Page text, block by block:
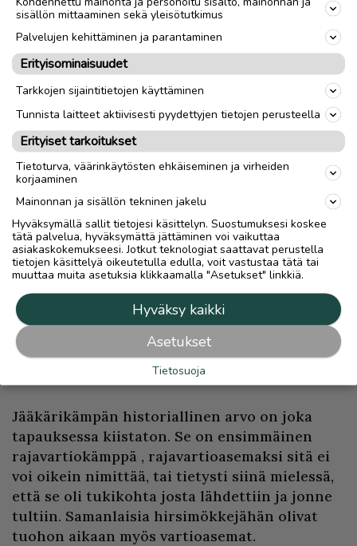
Suomujokivarren Helanderin Kotajärven
kämpän raunion päälle on rakennettu katos.
Kämppähän on rakennettu 1800-luvulla ja
siinä Elias Lönnrot ja M.A . Castrén viettivät
joulun vuoden 1841 tutkimusmatkallaan.
Kämpän raunio on museoitu sillä tavalla, että
sen päällä on katos. Kun vesi- ja lumisateet
eivät pieksä hirsikehikkoa, niin se säilyy
jälkipolvien nähtävänä vielä pitkään.
Herää kysymys, eikö jääkärikämpän yllekin
voisi rakentaa samanlaista katosta? Luulisi
tähän tehtävään löytyvän myös talkooapua.
Jos Ivalon Rajajääkärikomppanian ja
Sodankylän Jääkäriprikaatin varusmiesten
talkooapua ei enää nykyaikana voi käyttää,
niin luulisi erilaisilta upseerikilloilta löytyvän
asiaan harrastuneisuutta, intoa ja
Jääkärikämpän historiallinen arvo on joka
tapauksessa kiistaton. Se on ensimmäinen
rajavartiokämppä , rajavartioasemaksi sitä ei
voi oikein nimittää, tai tietysti siinä mielessä,
että se oli tukikohta josta lähdettiin ja jonne
tultiin. Samanlaisia hirsimökkejähän olivat
tuohon aikaan myös vartioasemat.
sisällön mittaaminen sekä yleisötutkimus
Palvelujen kehittäminen ja parantaminen
Erityisominaisuudet
Tarkkojen sijaintitietojen käyttäminen
Tunnista laitteet aktiivisesti pyydettyjen tietojen perusteella
Erityiset tarkoitukset
Tietoturva, väärinkäytösten ehkäiseminen ja virheiden
korjaaminen
Mainonnan ja sisällön tekninen jakelu
Hyväksymällä sallit tietojesi käsittelyn. Suostumuksesi koskee
tätä palvelua, hyväksymättä jättäminen voi vaikuttaa
asiakaskokemukseesi. Jotkut teknologiat saattavat perustella
tietojen käsittelyä oikeutetulla edulla, voit vastustaa tätä tai
muuttaa muita asetuksia klikkaamalla "Asetukset" linkkiä.
Hyväksy kaikki
Asetukset
Tietosuoja